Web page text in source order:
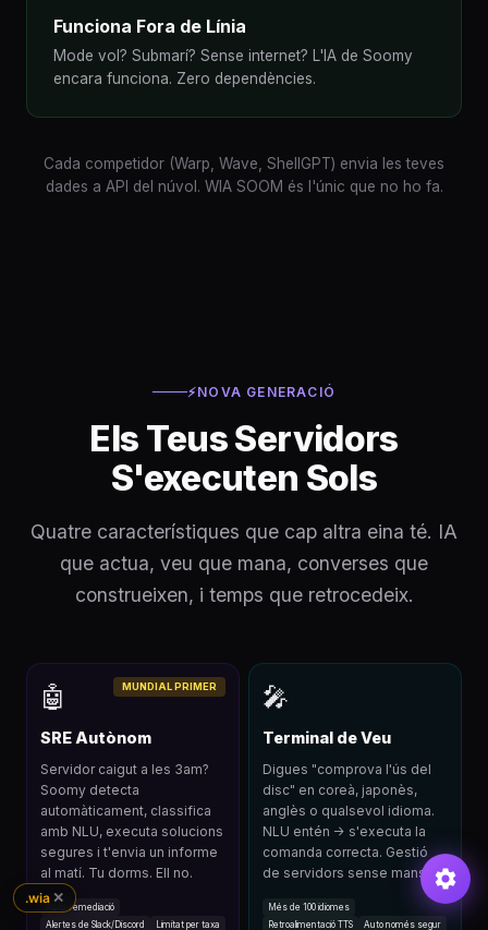
Funciona Fora de Línia
Mode vol? Submarí? Sense internet? L'IA de Soomy
encara funciona. Zero dependències.
Cada competidor (Warp, Wave, ShellGPT) envia les teves
dades a API del núvol. WIA SOOM és l'únic que no ho fa.
⚡NOVA GENERACIÓ
Els Teus Servidors
S'executen Sols
Quatre característiques que cap altra eina té. IA
que actua, veu que mana, converses que
construeixen, i temps que retrocedeix.
MUNDIAL PRIMER
🤖
SRE Autònom
Servidor caigut a les 3am?
Soomy detecta
automàticament, classifica
amb NLU, executa solucions
segures i t'envia un informe
al matí. Tu dorms. Ell no.
Auto-remediació
Alertes de Slack/Discord
Limitat per taxa
🎤
Terminal de Veu
Digues "comprova l'ús del
disc" en coreà, japonès,
anglès o qualsevol idioma.
NLU entén → s'executa la
comanda correcta. Gestió
de servidors sense mans.
Més de 100 idiomes
Retroalimentació TTS
Auto només segur
.wia ✕